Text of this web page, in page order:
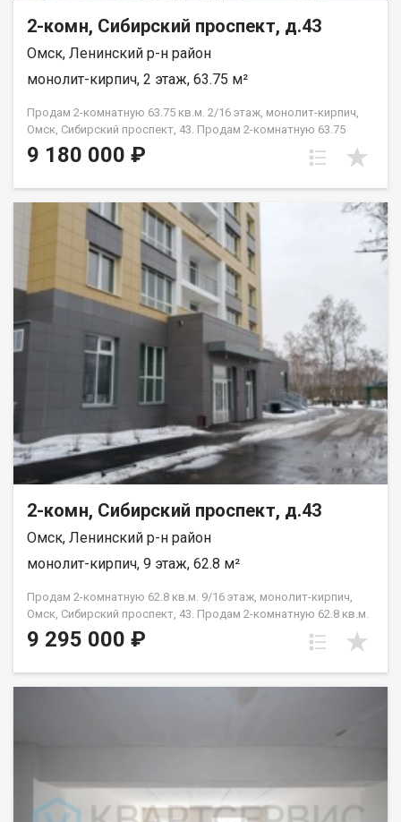
2-комн, Сибирский проспект, д.43
Омск, Ленинский р-н район
монолит-кирпич, 2 этаж, 63.75 м²
Продам 2-комнатную 63.75 кв.м. 2/16 этаж, монолит-кирпич,
Омск, Сибирский проспект, 43. Продам 2-комнатную 63.75
кв.м. 2/16 этаж, монолит-кирпич, Омск, Сибирский проспект,
43.
9 180 000 ₽
2-комн, Сибирский проспект, д.43
Омск, Ленинский р-н район
монолит-кирпич, 9 этаж, 62.8 м²
Продам 2-комнатную 62.8 кв.м. 9/16 этаж, монолит-кирпич,
Омск, Сибирский проспект, 43. Продам 2-комнатную 62.8 кв.м.
9/16 этаж, монолит-кирпич, Омск, Сибирский проспект, 43.
9 295 000 ₽